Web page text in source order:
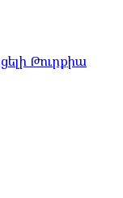
Թուրքիա